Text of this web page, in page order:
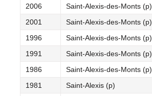
2006
Saint-Alexis-des-Monts (p)
2001
Saint-Alexis-des-Monts (p)
1996
Saint-Alexis-des-Monts (p)
1991
Saint-Alexis-des-Monts (p)
1986
Saint-Alexis-des-Monts (p)
1981
Saint-Alexis (p)